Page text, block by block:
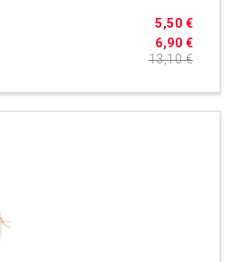
6,90 €
5,50 €
13,10 €